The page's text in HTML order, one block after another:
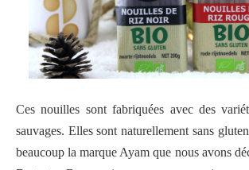
Ces nouilles sont fabriquées avec des
sauvages. Elles sont naturellement sans
beaucoup la marque Ayam que nous avons